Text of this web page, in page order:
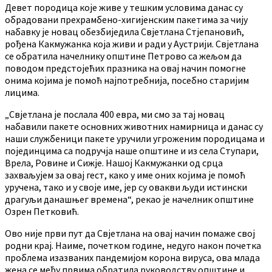
Девет породица које живе у тешким условима данас су
обрадовани прехрамбено-хигијенским пакетима за чију
набавку је новац обезбиједила Свјетлана Стјепановић,
рођена Какмужанка која живи и ради у Аустрији. Свјетлана
се обратила начелнику општине Петрово са жељом да
поводом предстојећих празника на овај начин помогне
онима којима је помоћ најпотребнија, посебно старијим
лицима.
„Свјетлана је послала 400 евра, ми смо за тај новац
набавили пакете основних животних намирница и данас су
наши службеници пакете уручили угроженим породицама и
појединцима са подручја наше општине и из села Ступари,
Врела, Ровине и Сижје. Нашој Какмужанки од срца
захваљујем за овај гест, како у име оних којима је помоћ
уручена, тако и у своје име, јер су овакви људи истински
драгуљи данашњег времена“, рекао је начелник општине
Озрен Петковић.
Ово није први пут да Свјетлана на овај начин помаже свој
родни крај. Наиме, почетком године, недуго након почетка
проблема изазваних пандемијом корона вируса, ова млада
жена се међу првима обратила руководству општине и